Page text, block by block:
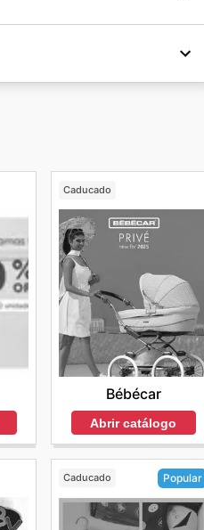
Caducado
Bébécar
Abrir catálogo
Caducado Popular